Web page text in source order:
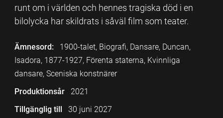
runt om i världen och hennes tragiska död i en
bilolycka har skildrats i såväl film som teater.
Ämnesord:
1900-talet, Biografi, Dansare, Duncan,
Isadora, 1877-1927, Förenta staterna, Kvinnliga
dansare, Sceniska konstnärer
Produktionsår
2021
Tillgänglig till
30 juni 2027